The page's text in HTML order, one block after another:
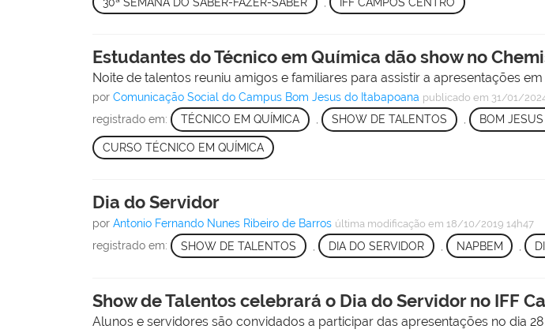
Estudantes do Técnico em Química dão show no
Noite de talentos reuniu amigos e familiares para assistir a apresentações
porComunicação Social do Campus Bom Jesus do Itabapoana publicado em 31/01/
registrado em: TÉCNICO EM QUÍMICA , SHOW DE TALENTOS , BOM
CURSO TÉCNICO EM QUÍMICA
Dia do Servidor
porAntonio Fernando Nunes Ribeiro de Barros última modificação em 18/10/2019 14h47
registrado em: SHOW DE TALENTOS DIA DO SERVIDOR NAPBEM ,
Show de Talentos celebrará o Dia do Servidor no IFF
Alunos e servidores são convidados a participar das apresentações no dia